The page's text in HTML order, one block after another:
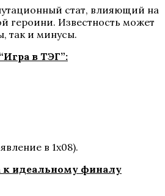
стат, влияющий на
героини. Известность может
так и минусы.
в ТЭГ”:
в 1х08).
идеальному финалу